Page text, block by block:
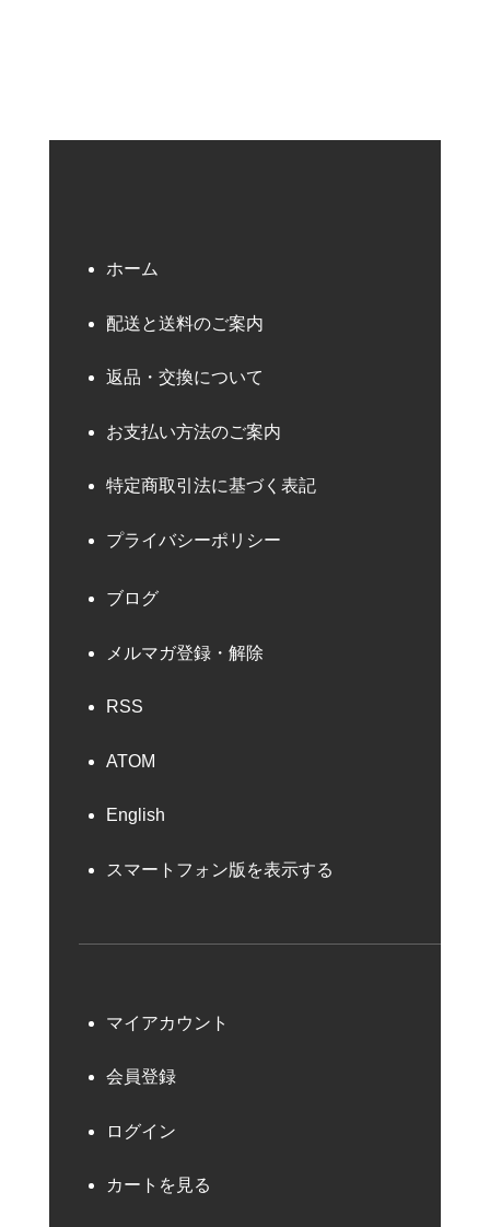
ホーム
配送と送料のご案内
返品・交換について
お支払い方法のご案内
特定商取引法に基づく表記
プライバシーポリシー
ブログ
メルマガ登録・解除
RSS
ATOM
English
スマートフォン版を表示する
マイアカウント
会員登録
ログイン
カートを見る